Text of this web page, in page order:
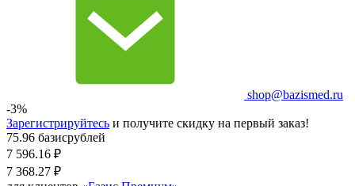
shop@bazismed.ru
-3%
Зарегистрируйтесь и получите скидку на первый заказ!
75.96 базисрублей
7 596.16 ₽
7 368.27 ₽